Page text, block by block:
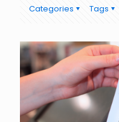
Categories Tags